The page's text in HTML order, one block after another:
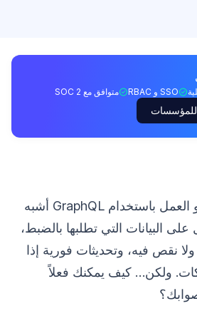
SSO و RBAC متوافق مع SOC 2
لنكن صريحين: قد يبدو العمل باستخدام GraphQL أشبه
البيانات التي تطلبها بالضبط،
نقص فيه، وتحديثات فورية إذا
ولكن… كيف يمكنك فعلاً